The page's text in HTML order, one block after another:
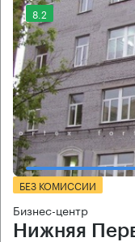
8.2
БЕЗ КОМИССИИ
Бизнес-центр
Нижняя